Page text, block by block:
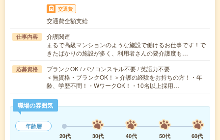
交通費
交通費全額支給
仕事内容
介護関連
まるで高級マンションのような施設で働けるお仕事です！で
きたばかりの施設が多く、利用者さんの要介護度も…
応募資格
ブランクOK / パソコンスキル不要 / 英語力不要
＜無資格・ブランクOK！＞介護の経験をお持ちの方！・年
齢、学歴不問！・WワークOK！・10名以上採用…
職場の雰囲気
年齢層
20代
30代 40代 50代
60代